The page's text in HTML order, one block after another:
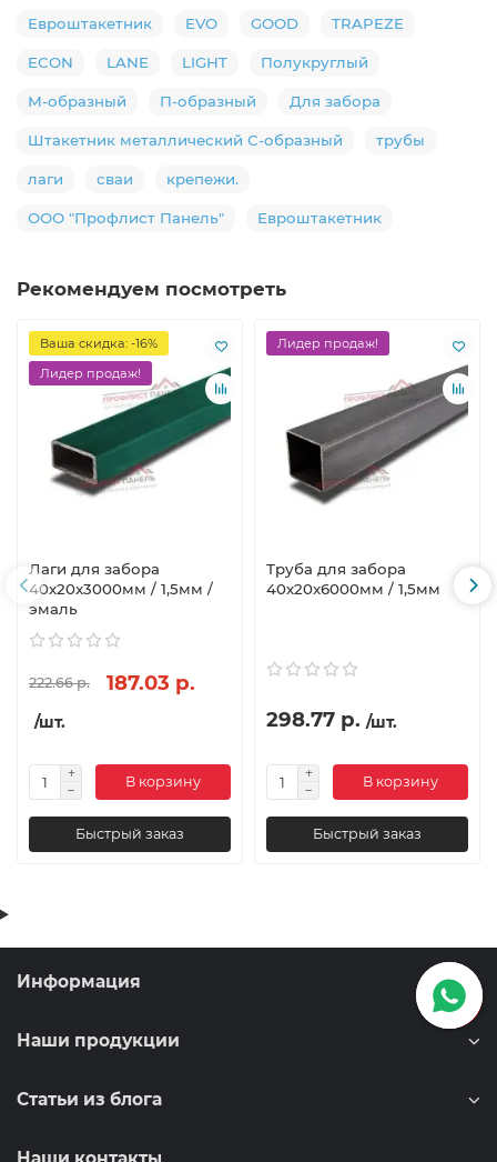
Евроштакетник EVO GOOD TRAPEZE
ECON LANE LIGHT Полукруглый
М-образный П-образный Для забора
Штакетник металлический С-образный трубы
лаги сваи крепежи.
ООО "Профлист Панель" Евроштакетник
Рекомендуем посмотреть
Ваша скидка: -16%
Лидер продаж!
Лаги для забора
40х20x3000мм / 1,5мм /
эмаль
222.66 р. 187.03 р.
/шт.
В корзину
Быстрый заказ
Лидер продаж!
Труба для забора
40х20x6000мм / 1,5мм
298.77 р. /шт.
В корзину
Быстрый заказ
Информация
Наши продукции
Статьи из блога